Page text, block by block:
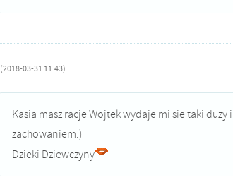
(2018-03-31 11:43)
Kasia masz racje Wojtek wydaje mi sie taki duzy
zachowaniem:)
Dzieki Dziewczyny